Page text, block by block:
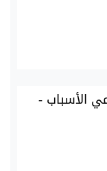
الأسباب -